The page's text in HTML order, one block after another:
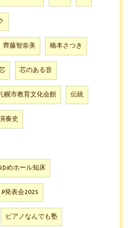
齊藤智奈美 橋本さつき
芯のある音
幌市教育文化会館 伝統
奏史
ゆめホール知床
発表会2025
ピアノなんでも塾